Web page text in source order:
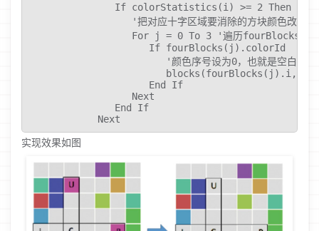
If colorStatistics(i) >= 2 Then '如果
'把对应十字区域要消除的方块颜色改成空
                  For j = 0 To 3 '遍历fourBlocks
If fourBlocks(j).colorId  = i
'颜色序号设为0，也就是空白的灰
blocks(fourBlocks(j).i,
                     End If
                  Next
               End If
            Next
实现效果如图